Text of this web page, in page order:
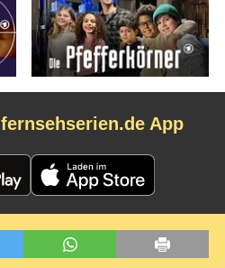
fernsehserien.de App